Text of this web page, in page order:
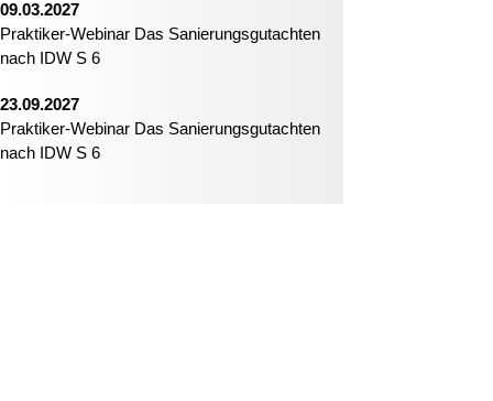
09.03.2027
Praktiker-Webinar Das Sanierungsgutachten
nach IDW S 6
23.09.2027
Praktiker-Webinar Das Sanierungsgutachten
nach IDW S 6